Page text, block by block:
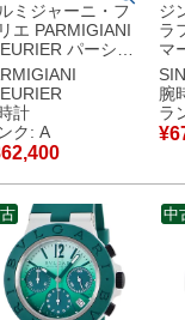
ミジャーニ・フ
エ PARMIGIANI
パーシン
PFC528-
X02402 レ
クロノグラフ デ
メンズ 腕時計自
き レッド 【中
中古美品
計
ク: A
ジ
ラ
マ
ラ
ー
ル
巻
古
腕
ラ
¥
中